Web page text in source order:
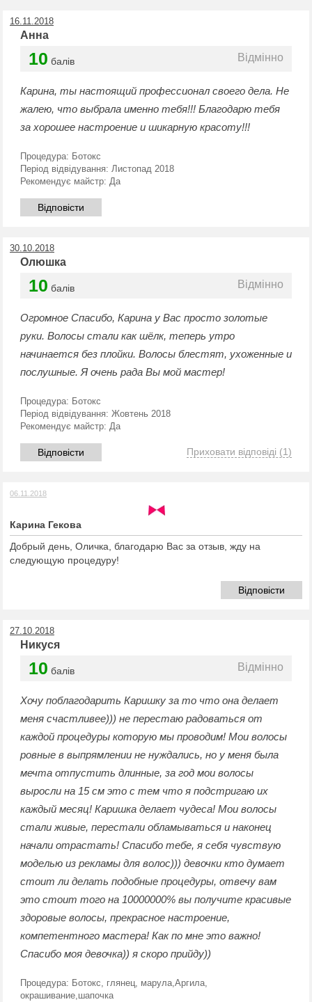
16.11.2018
Анна
10 балів Відмінно
Карина, ты настоящий профессионал своего дела. Не
жалею, что выбрала именно тебя!!! Благодарю тебя
за хорошее настроение и шикарную красоту!!!
Процедура: Ботокс
Період відвідування: Листопад 2018
Рекомендує майстр: Да
Відповісти
30.10.2018
Олюшка
10 балів Відмінно
Огромное Спасибо, Карина у Вас просто золотые
руки. Волосы стали как шёлк, теперь утро
начинается без плойки. Волосы блестят, ухоженные и
послушные. Я очень рада Вы мой мастер!
Процедура: Ботокс
Період відвідування: Жовтень 2018
Рекомендує майстр: Да
Відповісти Приховати відповіді (1)
06.11.2018
Карина Гекова
Добрый день, Оличка, благодарю Вас за отзыв, жду на
следующую процедуру!
Відповісти
27.10.2018
Никуся
10 балів Відмінно
Хочу поблагодарить Каришку за то что она делает
меня счастливее))) не перестаю радоваться от
каждой процедуры которую мы проводим! Мои волосы
ровные в выпрямлении не нуждались, но у меня была
мечта отпустить длинные, за год мои волосы
выросли на 15 см это с тем что я подстригаю их
каждый месяц! Каришка делает чудеса! Мои волосы
стали живые, перестали обламываться и наконец
начали отрастать! Спасибо тебе, я себя чувствую
моделью из рекламы для волос))) девочки кто думает
стоит ли делать подобные процедуры, отвечу вам
это стоит того на 10000000% вы получите красивые
здоровые волосы, прекрасное настроение,
компетентного мастера! Как по мне это важно!
Спасибо моя девочка)) я скоро прийду))
Процедура: Ботокс, глянец, марула,Аргила,
окрашивание,шапочка